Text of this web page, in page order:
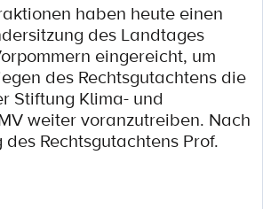
haben heute einen
des Landtages
eingereicht, um
des Rechtsgutachtens die
Stiftung Klima- und
weiter voranzutreiben. Nach
Rechtsgutachtens Prof.